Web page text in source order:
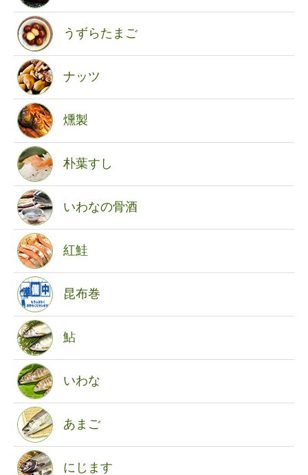
うずらたまご
ナッツ
燻製
朴葉すし
いわなの骨酒
紅鮭
昆布巻
鮎
いわな
あまご
にじます